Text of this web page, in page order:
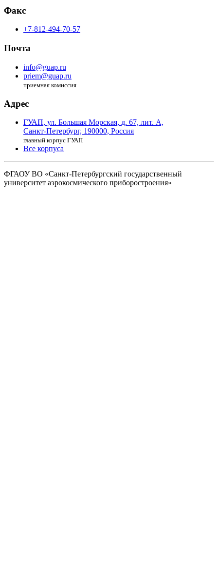
Факс
+7-812-494-70-57
Почта
info@guap.ru
priem@guap.ru
приемная комиссия
Адрес
ГУАП, ул. Большая Морская, д. 67, лит. А,
Санкт-Петербург, 190000, Россия
главный корпус ГУАП
Все корпуса
ФГАОУ ВО «Санкт-Петербургский государственный
университет аэрокосмического приборостроения»